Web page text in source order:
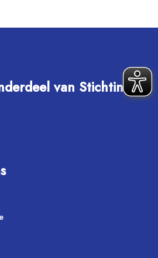
van Stichting